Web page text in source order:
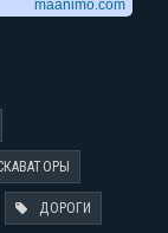
ДОРОГИ